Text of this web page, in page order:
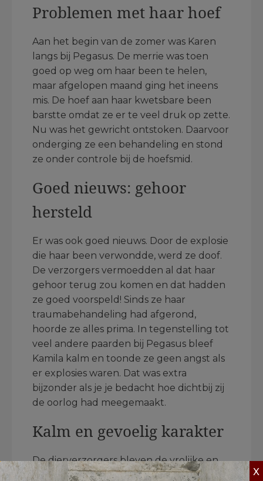
Problemen met haar hoef
Aan het begin van de zomer was Karen
langs bij Pegasus. De merrie was toen
goed op weg om haar been te helen,
maar afgelopen maand ging het ineens
mis. De hoef aan haar kwetsbare been
barstte omdat ze er te veel druk op zette.
Nu was het gewricht ontstoken. Daarvoor
onderging ze een behandeling en stond
ze onder controle bij de hoefsmid.
Goed nieuws: gehoor
hersteld
Er was ook goed nieuws. Door de explosie
die haar been verwondde, werd ze doof.
De verzorgers vermoedden al dat haar
gehoor terug zou komen en dat hadden
ze goed voorspeld! Sinds ze haar
traumabehandeling had afgerond,
hoorde ze alles prima. In tegenstelling tot
veel andere paarden bij Pegasus bleef
Kamila kalm en toonde ze geen angst als
er explosies waren. Dat was extra
bijzonder als je je bedacht hoe dichtbij zij
de oorlog had meegemaakt.
Kalm en gevoelig karakter
De dierverzorgers bleven de vrolijke en
slimme Kamila speciaal vinden. ‘Ze is erg
X